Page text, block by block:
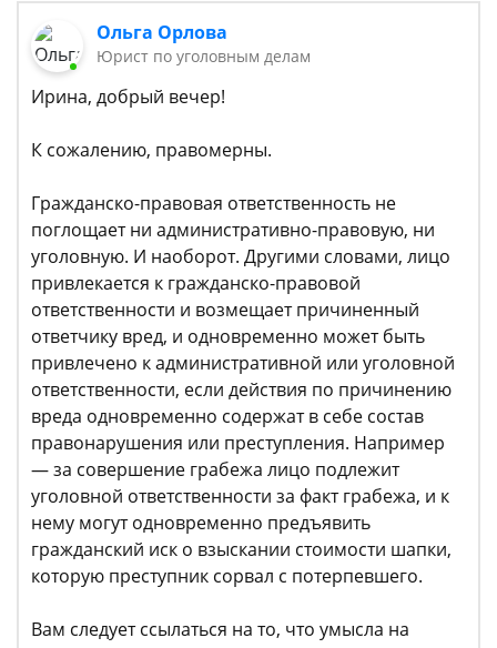
Ольга Орлова
Юрист по уголовным делам
Ирина, добрый вечер!
К сожалению, правомерны.
Гражданско-правовая ответственность не
поглощает ни административно-правовую, ни
уголовную. И наоборот. Другими словами, лицо
привлекается к гражданско-правовой
ответственности и возмещает причиненный
ответчику вред, и одновременно может быть
привлечено к административной или уголовной
ответственности, если действия по причинению
вреда одновременно содержат в себе состав
правонарушения или преступления. Например
— за совершение грабежа лицо подлежит
уголовной ответственности за факт грабежа, и к
нему могут одновременно предъявить
гражданский иск о взыскании стоимости шапки,
которую преступник сорвал с потерпевшего.
Вам следует ссылаться на то, что умысла на